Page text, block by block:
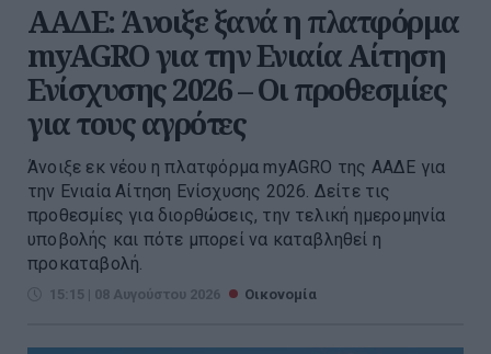
ΑΑΔΕ: Άνοιξε ξανά η πλατφόρμα
myAGRO για την Ενιαία Αίτηση
Ενίσχυσης 2026 – Οι προθεσμίες
για τους αγρότες
Άνοιξε εκ νέου η πλατφόρμα myAGRO της ΑΑΔΕ για
την Ενιαία Αίτηση Ενίσχυσης 2026. Δείτε τις
προθεσμίες για διορθώσεις, την τελική ημερομηνία
υποβολής και πότε μπορεί να καταβληθεί η
προκαταβολή.
15:15 | 08 Αυγούστου 2026 Οικονομία